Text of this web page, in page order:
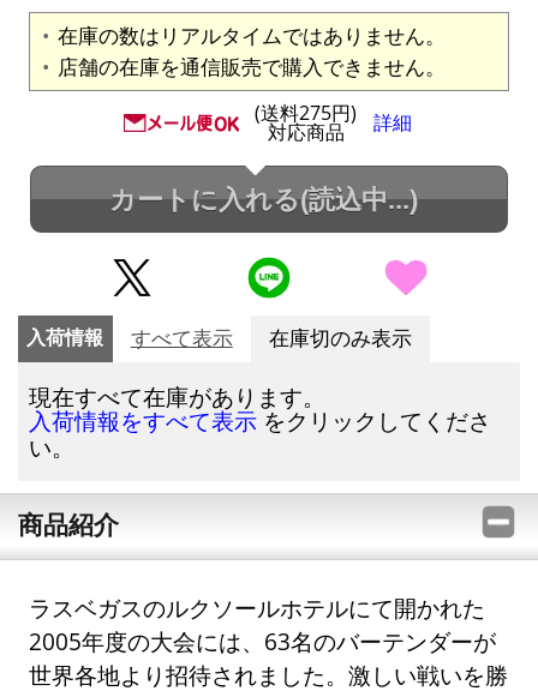
在庫の数はリアルタイムではありません。
店舗の在庫を通信販売で購入できません。
(送料275円)
対応商品 詳細
カートに入れる(読込中...)
入荷情報 すべて表示 在庫切のみ表示
現在すべて在庫があります。
入荷情報をすべて表示 をクリックしてくださ
い。
商品紹介
ラスベガスのルクソールホテルにて開かれた
2005年度の大会には、63名のバーテンダーが
世界各地より招待されました。激しい戦いを勝